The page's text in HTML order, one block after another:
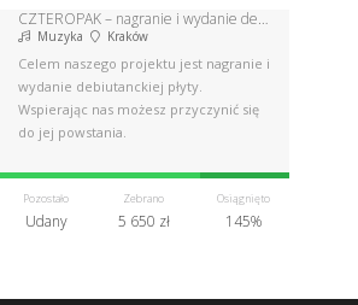
CZTEROPAK – nagranie i wydanie debiutanckiej płyty
Muzyka Kraków
Celem naszego projektu jest nagranie i
wydanie debiutanckiej płyty.
Wspierając nas możesz przyczynić się
do jej powstania.
Pozostało
Udany
Zebrano
5 650 zł
Osiągnięto
145%